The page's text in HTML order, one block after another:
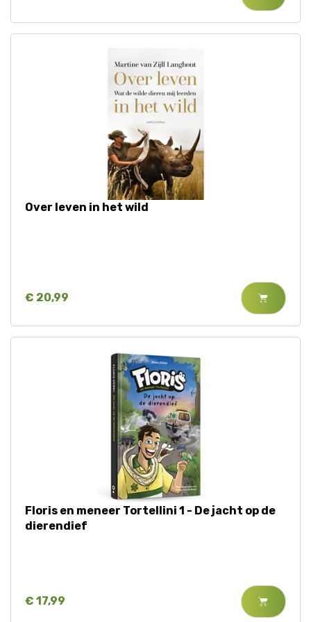
Over leven in het wild
€ 20,99
Floris en meneer Tortellini 1 - De jacht op de
dierendief
€ 17,99